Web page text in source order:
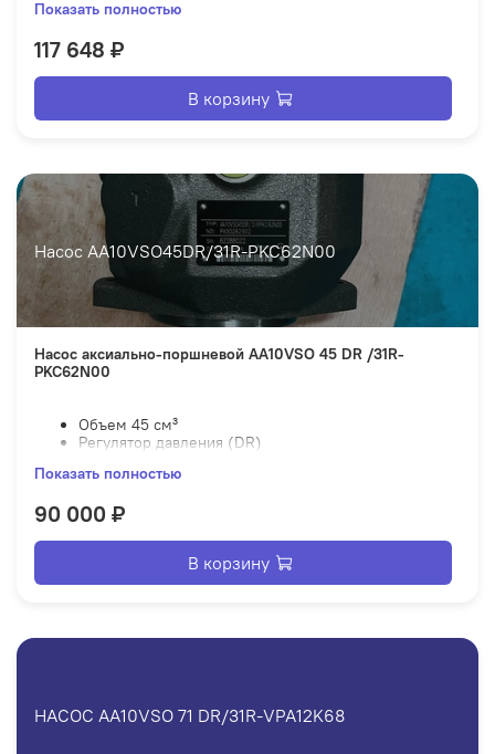
Показать полностью
117 648 ₽
В корзину
Насос AA10VSO45DR/31R-PKC62N00
Насос аксиально-поршневой AA10VSO 45 DR /31R-
PKC62N00
Объем 45 см³
Регулятор давления (DR)
Глухой привод
Максимальное давление – 350 бар
Показать полностью
90 000 ₽
В корзину
НАСОС AA10VSO 71 DR/31R-VPA12K68